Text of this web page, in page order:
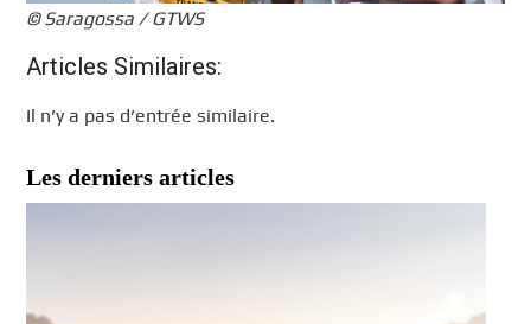
© Saragossa / GTWS
Articles Similaires:
Il n’y a pas d’entrée similaire.
Les derniers articles